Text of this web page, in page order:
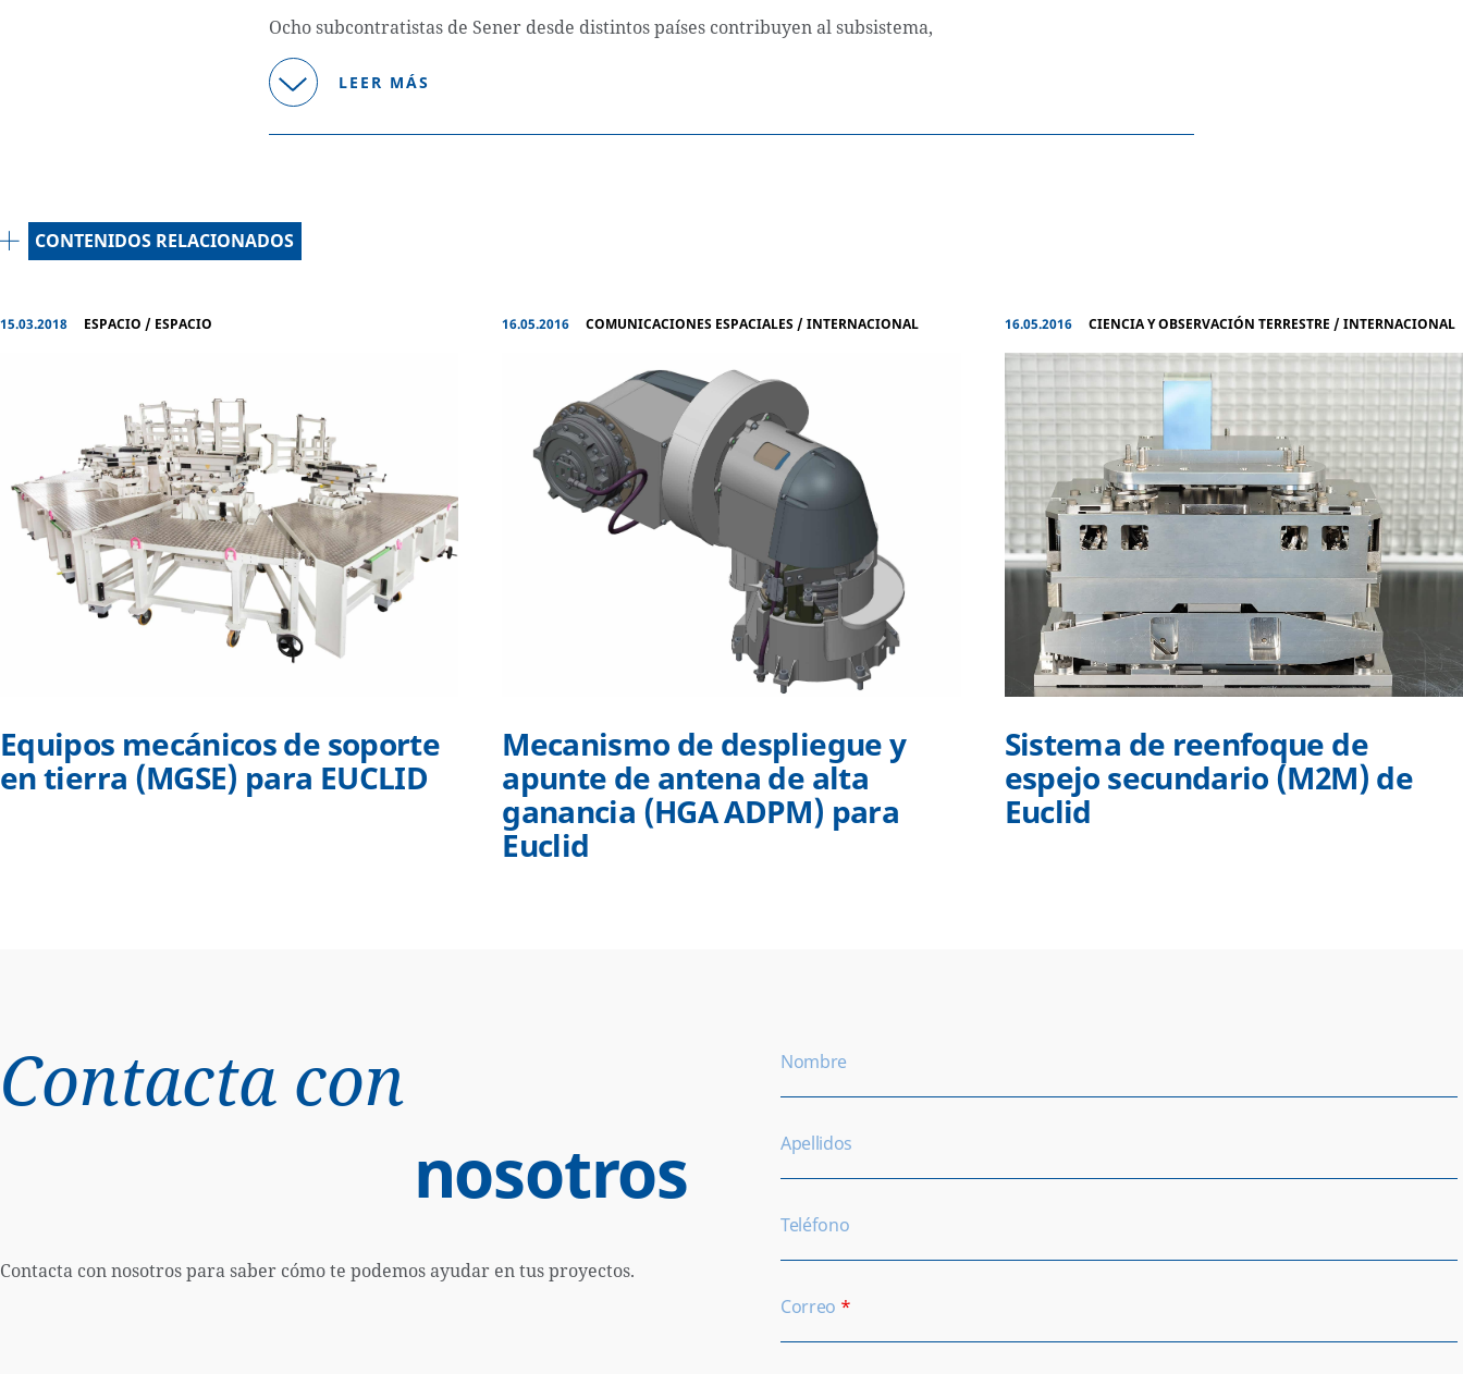
Ocho subcontratistas de Sener desde distintos países contribuyen al subsistema,
LEER MÁS
CONTENIDOS RELACIONADOS
15.03.2018 ESPACIO / ESPACIO
Equipos mecánicos de soporte
en tierra (MGSE) para EUCLID
16.05.2016 COMUNICACIONES ESPACIALES /INTERNACIONAL
Mecanismo de despliegue y
apunte de antena de alta
ganancia (HGA ADPM) para
Euclid
16.05.2016 CIENCIA Y OBSERVACIÓN TERRESTRE /INTERNACIONAL
Sistema de reenfoque de
espejo secundario (M2M) de
Euclid
Contacta con
nosotros
Contacta con nosotros para saber cómo te podemos ayudar en tus proyectos.
Nombre
Apellidos
Teléfono
Correo *